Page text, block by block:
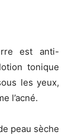
est anti-
tonique
les yeux,
l’acné.
peau sèche